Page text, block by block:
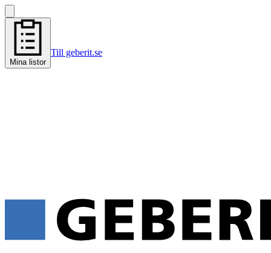
Mina listor
Till geberit.se